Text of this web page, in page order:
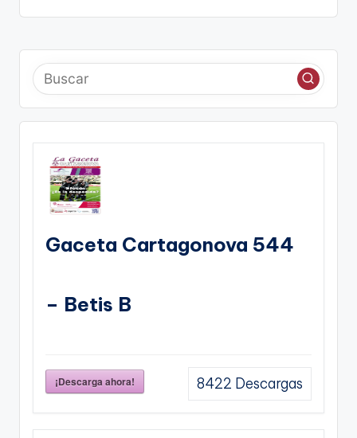
Gaceta Cartagonova 544
– Betis B
¡Descarga ahora! 8422 Descargas